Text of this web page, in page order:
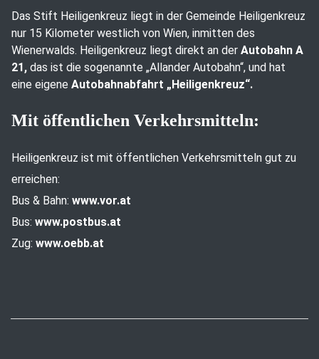
Das Stift Heiligenkreuz liegt in der Gemeinde Heiligenkreuz
nur 15 Kilometer westlich von Wien, inmitten des
Wienerwalds. Heiligenkreuz liegt direkt an der Autobahn A
21, das ist die sogenannte „Allander Autobahn“, und hat
eine eigene Autobahnabfahrt „Heiligenkreuz“.
Mit öffentlichen Verkehrsmitteln:
Heiligenkreuz ist mit öffentlichen Verkehrsmitteln gut zu
erreichen:
Bus & Bahn: www.vor.at
Bus: www.postbus.at
Zug: www.oebb.at